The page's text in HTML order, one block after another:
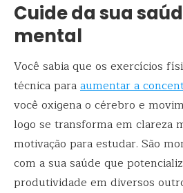
Cuide da sua
mental
Você sabia que os exercícios
técnica paraaumentar a
você oxigena o cérebro e
logo se transforma em clareza
motivação para estudar. São
com a sua saúde que
produtividade em diversos